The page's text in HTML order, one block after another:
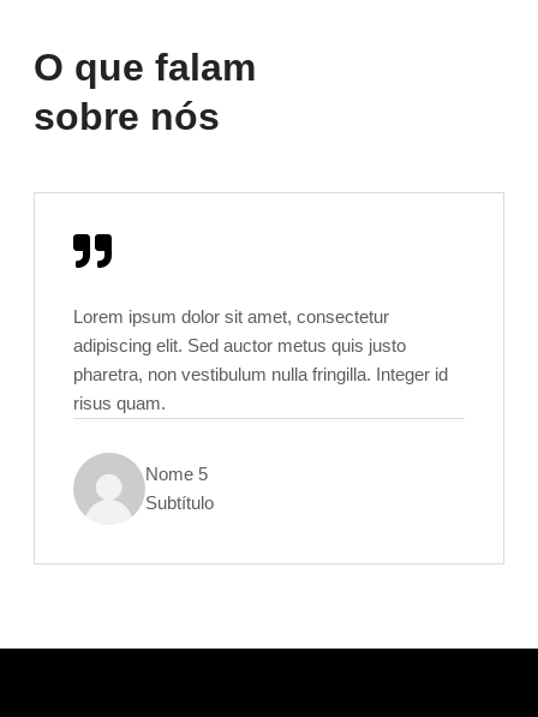
O que falam
sobre nós
Lorem ipsum dolor sit amet, consectetur
adipiscing elit. Sed auctor metus quis justo
pharetra, non vestibulum nulla fringilla. Integer id
risus quam.
Nome 5
Subtítulo